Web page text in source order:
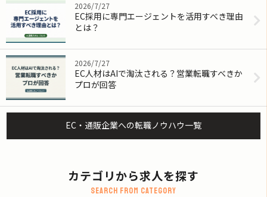
2026/7/27
EC採用に専門エージェントを活用すべき理由
とは？
2026/7/27
EC人材はAIで淘汰される？営業転職すべきか
プロが回答
EC・通販企業への転職ノウハウ一覧
カテゴリから求人を探す
Search from category